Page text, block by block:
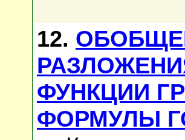
12.
ФУНКЦИИ
ФОРМУЛЫ